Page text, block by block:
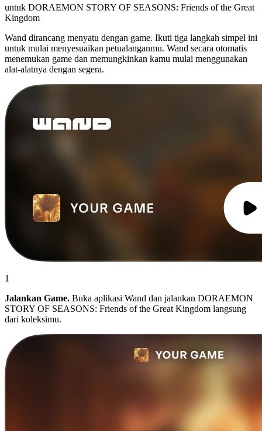
untuk DORAEMON STORY OF SEASONS: Friends of the Great
Kingdom
Wand dirancang menyatu dengan game. Ikuti tiga langkah simpel ini
untuk mulai menyesuaikan petualanganmu. Wand secara otomatis
menemukan game dan memungkinkan kamu mulai menggunakan
alat-alatnya dengan segera.
1
Jalankan Game. Buka aplikasi Wand dan jalankan DORAEMON
STORY OF SEASONS: Friends of the Great Kingdom langsung
dari koleksimu.